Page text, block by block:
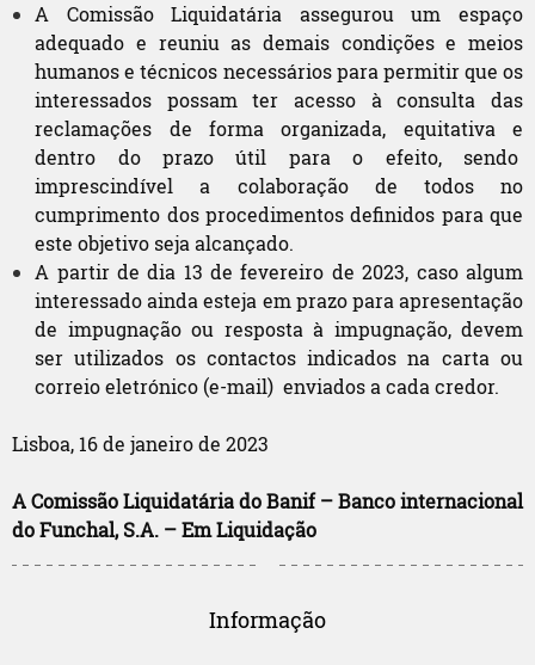
A Comissão Liquidatária assegurou um espaço
adequado e reuniu as demais condições e meios
humanos e técnicos necessários para permitir que os
interessados possam ter acesso à consulta das
reclamações de forma organizada, equitativa e
dentro do prazo útil para o efeito, sendo
imprescindível a colaboração de todos no
cumprimento dos procedimentos definidos para que
este objetivo seja alcançado.
A partir de dia 13 de fevereiro de 2023, caso algum
interessado ainda esteja em prazo para apresentação
de impugnação ou resposta à impugnação, devem
ser utilizados os contactos indicados na carta ou
correio eletrónico (e-mail) enviados a cada credor.
Lisboa, 16 de janeiro de 2023
A Comissão Liquidatária do Banif – Banco internacional
do Funchal, S.A. – Em Liquidação
Informação